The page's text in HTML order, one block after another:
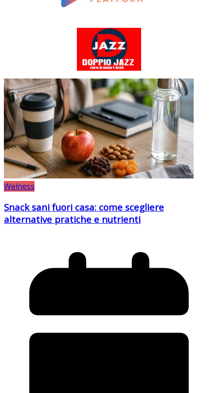
Welness
Snack sani fuori casa: come scegliere
alternative pratiche e nutrienti